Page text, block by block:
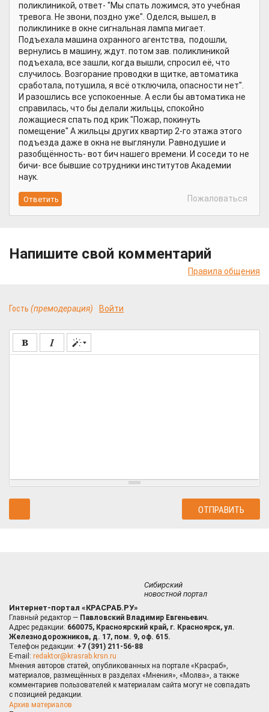
поликлиникой, ответ- "Мы спать ложимся, это учебная
тревога. Не звони, поздно уже". Оделся, вышел, в
поликлинике в окне сигнальная лампа мигает.
Подъехала машина охранного агентства, подошли,
вернулись в машину, ждут. потом зав. поликлиникой
подъехала, все зашли, когда вышли, спросил её, что
случилось. Возгорание проводки в щитке, автоматика
сработала, потушила, я всё отключила, опасности нет".
И разошлись все успокоенные. А если бы автоматика не
справилась, что бы делали жильцы, спокойно
ложащиеся спать под крик "Пожар, покинуть
помещение" А жильцы других квартир 2-го этажа этого
подъезда даже в окна не выглянули. Равнодушие и
разобщённость- вот бич нашего времени. И соседи то не
бичи- все бывшие сотрудники институтов Академии
наук.
Пожаловаться
Напишите свой комментарий
Правила общения
Гость (премодерация) Войти
Сибирский
новостной портал
Интернет-портал «КРАСРАБ.РУ»
Главный редактор — Павловский Владимир Евгеньевич.
Адрес редакции: 660075, Красноярский край, г. Красноярск, ул.
Железнодорожников, д. 17, пом. 9, оф. 615.
Телефон редакции: +7 (391) 211-56-88
E-mail: redaktor@krasrab.krsn.ru
Мнения авторов статей, опубликованных на портале «Красраб»,
материалов, размещённых в разделах «Мнения», «Молва», а также
комментариев пользователей к материалам сайта могут не совпадать
с позицией редакции.
Архив материалов